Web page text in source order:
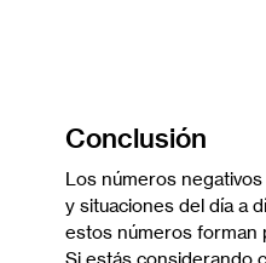
Conclusión
Los números
y situaciones del día a
estos números forman